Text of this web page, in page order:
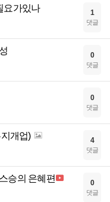
요가있나 1
댓글
0
댓글
0
댓글
개업) 4
댓글
승의 은혜편 0
댓글